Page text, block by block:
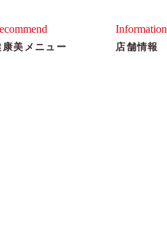
美容室
康美メニュー
Information
店舗情報